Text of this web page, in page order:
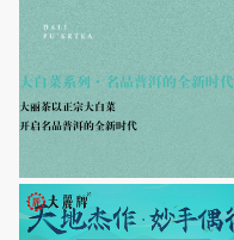
大白菜系列·名品普洱的全新时代
大丽茶以正宗大白菜
开启名品普洱的全新时代